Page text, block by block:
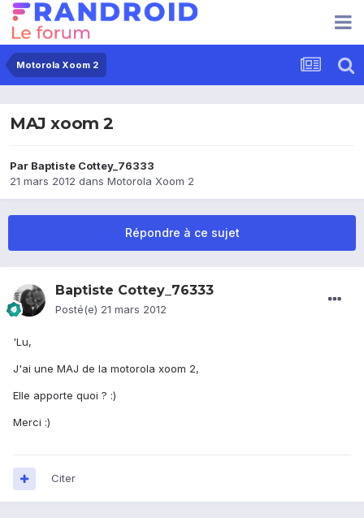
Motorola Xoom 2
MAJ xoom 2
Par Baptiste Cottey_76333
21 mars 2012 dans Motorola Xoom 2
Répondre à ce sujet
Baptiste Cottey_76333
Posté(e) 21 mars 2012
'Lu,
J'ai une MAJ de la motorola xoom 2,
Elle apporte quoi ? :)
Merci :)
Citer